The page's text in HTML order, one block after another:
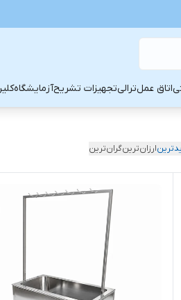
اتاق عملترالیتجهیزات تشریحآزمایشگاه
ارزان‌ترینگران‌ترین